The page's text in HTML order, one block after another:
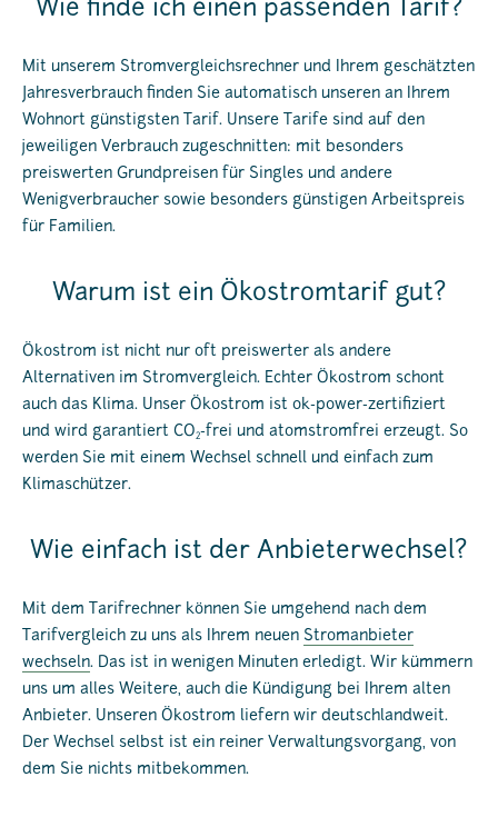
Wie finde ich einen passenden Tarif?
Mit unserem Stromvergleichsrechner und Ihrem geschätzten
Jahresverbrauch finden Sie automatisch unseren an Ihrem
Wohnort günstigsten Tarif. Unsere Tarife sind auf den
jeweiligen Verbrauch zugeschnitten: mit besonders
preiswerten Grundpreisen für Singles und andere
Wenigverbraucher sowie besonders günstigen Arbeitspreis
für Familien.
Warum ist ein Ökostromtarif gut?
Ökostrom ist nicht nur oft preiswerter als andere
Alternativen im Stromvergleich. Echter Ökostrom schont
auch das Klima. Unser Ökostrom ist ok-power-zertifiziert
und wird garantiert CO2-frei und atomstromfrei erzeugt. So
werden Sie mit einem Wechsel schnell und einfach zum
Klimaschützer.
Wie einfach ist der Anbieterwechsel?
Mit dem Tarifrechner können Sie umgehend nach dem
Tarifvergleich zu uns als Ihrem neuen Stromanbieter
wechseln. Das ist in wenigen Minuten erledigt. Wir kümmern
uns um alles Weitere, auch die Kündigung bei Ihrem alten
Anbieter. Unseren Ökostrom liefern wir deutschlandweit.
Der Wechsel selbst ist ein reiner Verwaltungsvorgang, von
dem Sie nichts mitbekommen.